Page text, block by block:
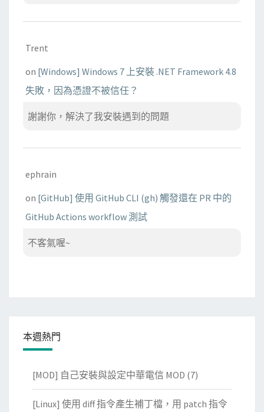
Trent
on [Windows] Windows 7 上安裝 .NET Framework 4.8
失敗，因為憑證不被信任？
謝謝你，解決了我安裝遇到的問題
ephrain
on [GitHub] 使用 GitHub CLI (gh) 觸發還在 PR 中的
GitHub Actions workflow 測試
不客氣喔~
本週熱門
[MOD] 自己安裝與設定中華電信 MOD (7)
[Linux] 使用 diff 指令產生補丁檔，用 patch 指令